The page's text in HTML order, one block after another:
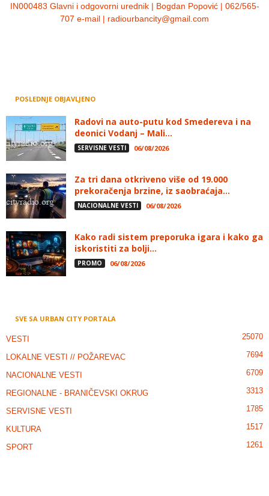
IN000483 Glavni i odgovorni urednik | Bogdan Popović | 062/565-
707 e-mail | radiourbancity@gmail.com
POSLEDNJE OBJAVLJENO
Radovi na auto-putu kod Smedereva i na
deonici Vodanj – Mali...
SERVISNE VESTI 06/08/2026
Za tri dana otkriveno više od 19.000
prekoračenja brzine, iz saobraćaja...
NACIONALNE VESTI 06/08/2026
Kako radi sistem preporuka igara i kako ga
iskoristiti za bolji...
PROMO 06/08/2026
SVE SA URBAN CITY PORTALA
VESTI 25070
LOKALNE VESTI // POŽAREVAC 7694
NACIONALNE VESTI 6709
REGIONALNE - BRANIČEVSKI OKRUG 3313
SERVISNE VESTI 1785
KULTURA 1517
SPORT 1261